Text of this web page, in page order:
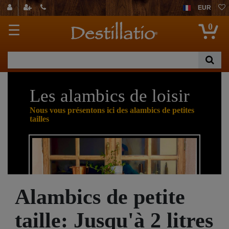
EUR
☰ 0
Les alambics de loisir
Nous vous présentons ici des alambics de petites
tailles
Alambics de petite
taille: Jusqu'à 2 litres